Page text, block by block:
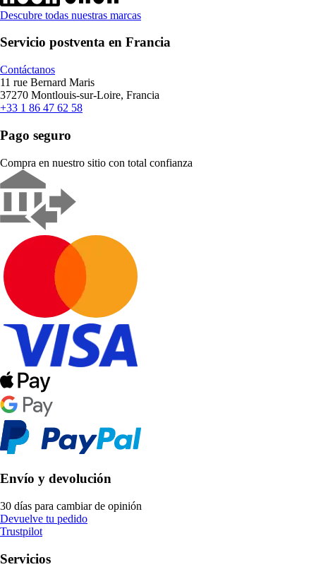
Descubre todas nuestras marcas
Servicio postventa en Francia
Contáctanos
11 rue Bernard Maris
37270 Montlouis-sur-Loire, Francia
+33 1 86 47 62 58
Pago seguro
Compra en nuestro sitio con total confianza
Envío y devolución
30 días para cambiar de opinión
Devuelve tu pedido
Trustpilot
Servicios